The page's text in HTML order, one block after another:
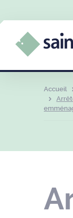
Accueil